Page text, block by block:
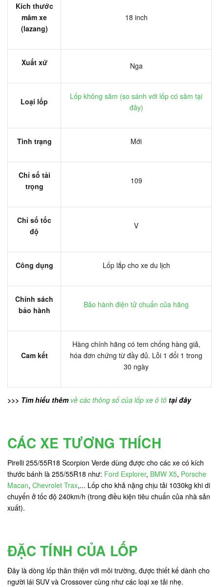
Kích thước
mâm xe
(lazang)
18 inch
Xuất xứ Nga
Loại lốp
Lốp không săm (so sánh với lốp có săm tại
đây)
Tình trạng Mới
Chỉ số tải
trọng
109
Chỉ số tốc
độ
V
Công dụng Lốp lắp cho xe du lịch
Chính sách
bảo hành
Bảo hành điện tử chuẩn của hãng
Cam kết
Hàng chính hãng có tem chống hàng giả,
hóa đơn chứng từ đầy đủ. Lỗi 1 đổi 1 trong
30 ngày
>>> Tìm hiểu thêm về các thông số của lốp xe ô tô tại đây
CÁC XE TƯƠNG THÍCH
Pirelli 255/55R18 Scorpion Verde dùng được cho các xe có kích
thước bánh là 255/55R18 như: Ford Explorer, BMW X5, Porsche
Macan, Chevrolet Trax,... Lốp cho khả nặng chịu tải 1030kg khi di
chuyển ở tốc độ 240km/h (trong điều kiện tiêu chuẩn của nhà sản
xuất).
ĐẶC TÍNH CỦA LỐP
Đây là dòng lốp thân thiện với môi trường, được thiết kế dành cho
người lái SUV và Crossover cùng như các loại xe tải nhẹ.